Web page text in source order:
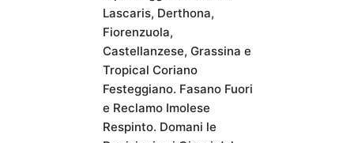
Lascaris, Derthona,
Fiorenzuola,
Castellanzese, Grassina e
Tropical Coriano
Festeggiano. Fasano Fuori
e Reclamo Imolese
Respinto. Domani le